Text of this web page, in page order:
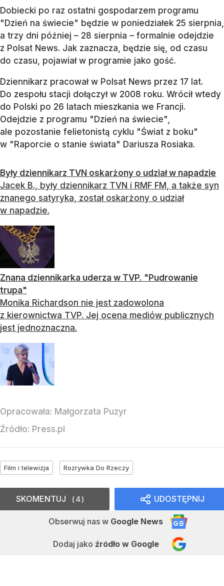
Dobiecki po raz ostatni gospodarzem programu
"Dzień na świecie" będzie w poniedziałek 25 sierpnia,
a trzy dni później – 28 sierpnia – formalnie odejdzie
z Polsat News. Jak zaznacza, będzie się, od czasu
do czasu, pojawiał w programie jako gość.
Dziennikarz pracował w Polsat News przez 17 lat.
Do zespołu stacji dołączył w 2008 roku. Wrócił wtedy
do Polski po 26 latach mieszkania we Francji.
Odejdzie z programu "Dzień na świecie",
ale pozostanie felietonistą cyklu "Świat z boku"
w "Raporcie o stanie świata" Dariusza Rosiaka.
Były dziennikarz TVN oskarżony o udział w napadzie
Jacek B., były dziennikarz TVN i RMF FM, a także syn
znanego satyryka, został oskarżony o udział
w napadzie.
Znana dziennikarka uderza w TVP. "Pudrowanie
trupa"
Monika Richardson nie jest zadowolona
z kierownictwa TVP. Jej ocena mediów publicznych
jest jednoznaczna.
Opracowała: Małgorzata Puzyr
Źródło: Press.pl
Film i telewizja Rozrywka Do Rzeczy
UDOSTĘPNIJ
Obserwuj nas w Google News
Dodaj jako źródło w Google
SKOMENTUJ 4